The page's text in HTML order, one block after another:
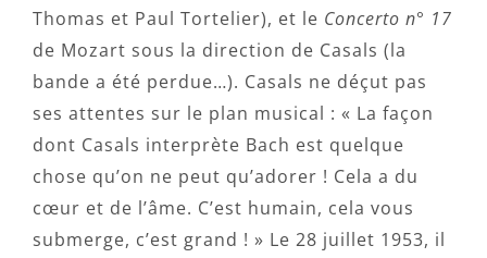
Thomas et Paul Tortelier), et le Concerto n° 17
de Mozart sous la direction de Casals (la
bande a été perdue…). Casals ne déçut pas
ses attentes sur le plan musical : « La façon
dont Casals interprète Bach est quelque
chose qu’on ne peut qu’adorer ! Cela a du
cœur et de l’âme. C’est humain, cela vous
submerge, c’est grand ! » Le 28 juillet 1953, il